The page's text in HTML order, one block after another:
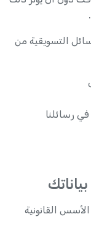
التسويقية من
رسائلنا
القانونية